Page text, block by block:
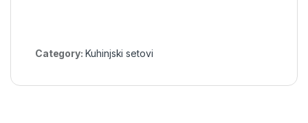
Category: Kuhinjski setovi